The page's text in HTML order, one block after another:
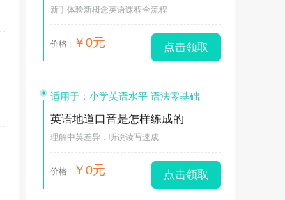
新手体验新概念英语课程全流程
价格 : ￥0元 点击领取
适用于：小学英语水平 语法零基础
英语地道口音是怎样练成的
理解中英差异，听说读写速成
价格 : ￥0元 点击领取